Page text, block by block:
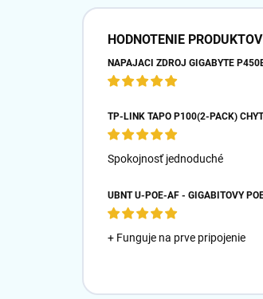
HODNOTENIE PRODUKTOV
Spokojnosť jednoduché
+ Funguje na prve pripojenie